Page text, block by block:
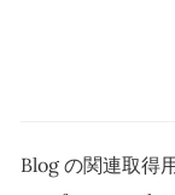
Blog の関連取得